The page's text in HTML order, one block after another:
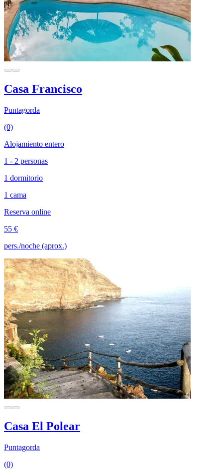
Casa Francisco
Puntagorda
(0)
Alojamiento entero
1 - 2 personas
1 dormitorio
1 cama
Reserva online
55 €
pers./noche (aprox.)
Casa El Polear
Puntagorda
(0)